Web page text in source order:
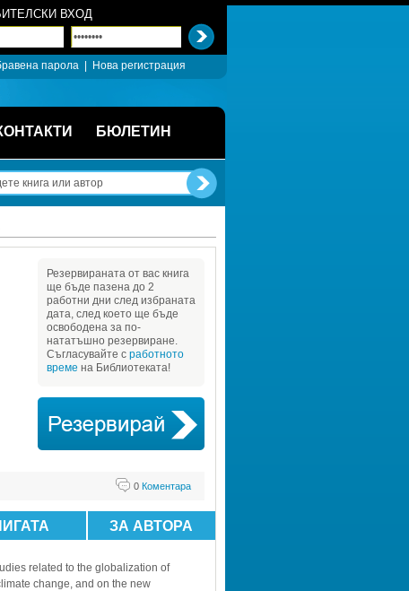
ВХОД
парола Нова регистрация
БЮЛЕТИН
0Коментара
Резервираната от вас книга
ще бъде пазена до 2
работни дни след избраната
дата, след което ще бъде
освободена за по-
нататъшно резервиране.
Съгласувайте с работното
време на Библиотеката!
ЗА АВТОРА
related to the globalization of
change, and on the new